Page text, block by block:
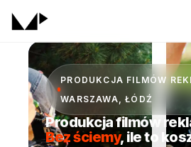
PRODUKCJA FILMÓW
WARSZAWA, ŁÓDŹ
Produkcja filmów
Bez ściemy, ile to